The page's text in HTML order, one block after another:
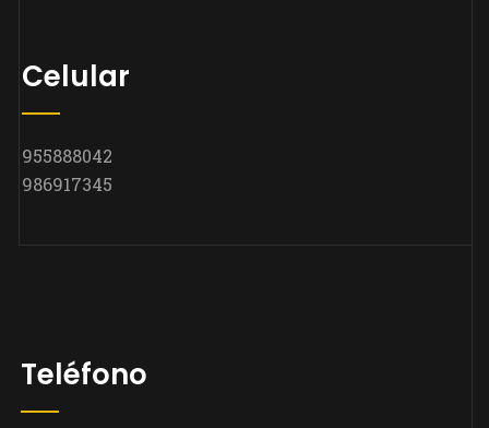
Celular
955888042
986917345
Teléfono